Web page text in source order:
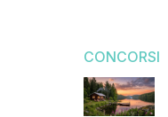
CONCORSI